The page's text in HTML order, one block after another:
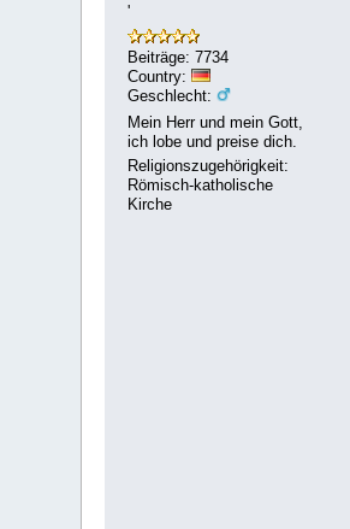
'
Beiträge: 7734
Country:
Geschlecht:
Mein Herr und mein Gott,
ich lobe und preise dich.
Religionszugehörigkeit:
Römisch-katholische
Kirche